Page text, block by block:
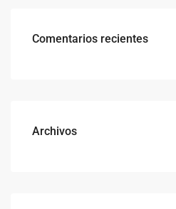
Comentarios recientes
Archivos